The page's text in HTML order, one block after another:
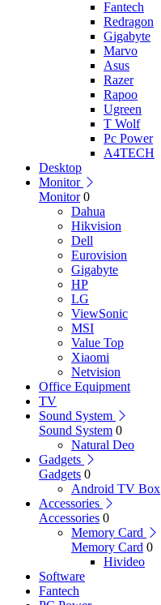
Fantech
Redragon
Gigabyte
Marvo
Asus
Razer
Rapoo
Ugreen
T Wolf
Pc Power
A4TECH
Desktop
Monitor
Monitor 0
Dahua
Hikvision
Dell
Eurovision
Gigabyte
HP
LG
ViewSonic
MSI
Value Top
Xiaomi
Netvision
Office Equipment
TV
Sound System
Sound System 0
Natural Deo
Gadgets
Gadgets 0
Android TV Box
Accessories
Accessories 0
Memory Card
Memory Card 0
Hivideo
Software
Fantech